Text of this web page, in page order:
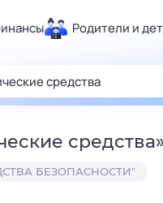
Родители и
Спорт
Карьера
средства»
БЕЗОПАСНОСТИ"